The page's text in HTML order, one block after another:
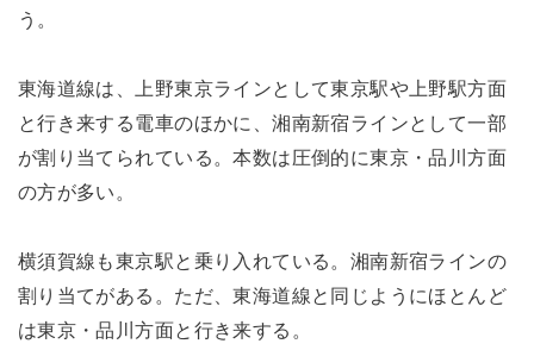
う。
東海道線は、上野東京ラインとして東京駅や上野駅方面
と行き来する電車のほかに、湘南新宿ラインとして一部
が割り当てられている。本数は圧倒的に東京・品川方面
の方が多い。
横須賀線も東京駅と乗り入れている。湘南新宿ラインの
割り当てがある。ただ、東海道線と同じようにほとんど
は東京・品川方面と行き来する。